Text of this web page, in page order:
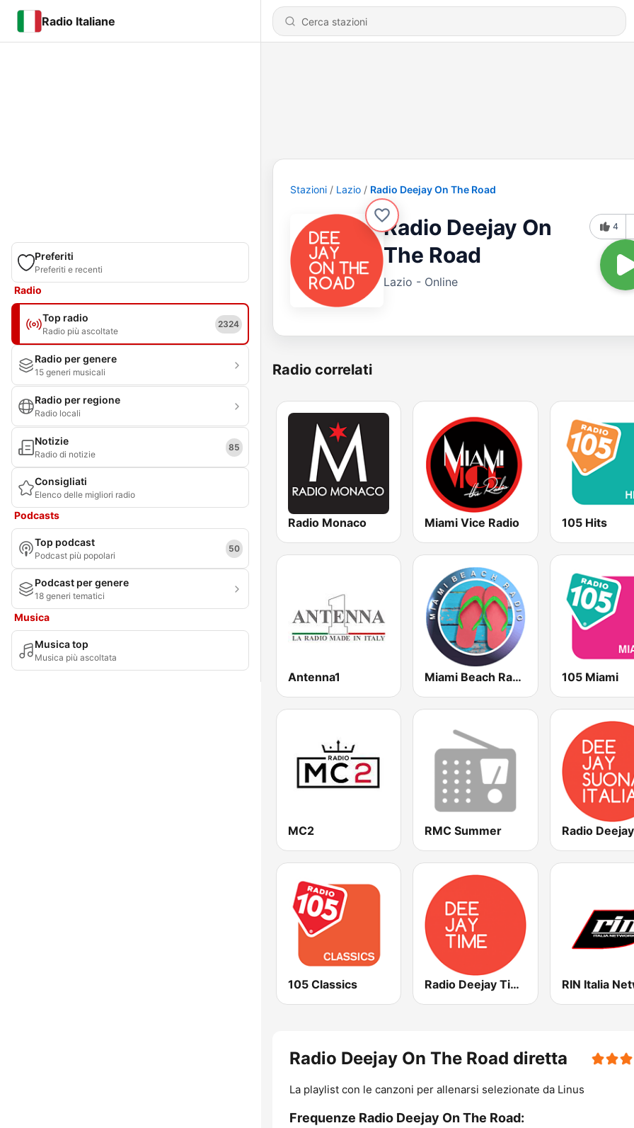
Radio Italiane
Preferiti
Preferiti e recenti
Radio
Top radio
Radio più ascoltate
2324
Radio per genere
15 generi musicali
Radio per regione
Radio locali
Notizie
Radio di notizie
85
Consigliati
Elenco delle migliori radio
Podcasts
Top podcast
Podcast più popolari
50
Podcast per genere
18 generi tematici
Musica
Musica top
Musica più ascoltata
Stazioni Lazio Radio Deejay On The Road
Radio Deejay On
The Road
Lazio - Online
4
Radio correlati
Radio Monaco Miami Vice Radio 105 Hits
Antenna1 Miami Beach Radio 105 Miami
MC2 RMC Summer
105 Classics Radio Deejay Time RIN Italia
Radio Deejay On The Road diretta
La playlist con le canzoni per allenarsi selezionate da Linus
Frequenze Radio Deejay On The Road: